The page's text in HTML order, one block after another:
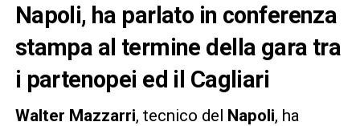
Napoli, ha parlato in conferenza
stampa al termine della gara tra
i partenopei ed il Cagliari
Walter Mazzarri, tecnico del Napoli, ha